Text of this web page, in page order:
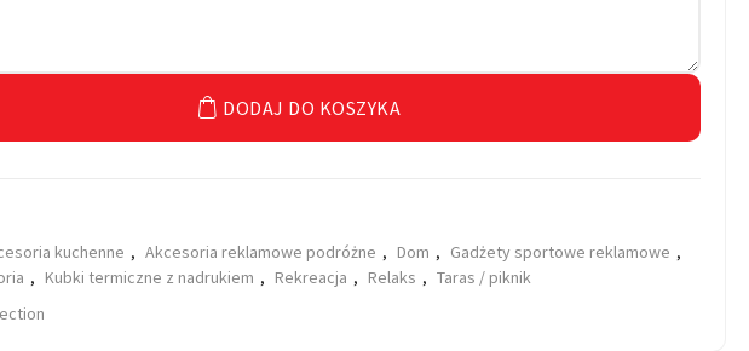
DODAJ DO KOSZYKA
kuchenne , Akcesoria reklamowe podróżne , Dom , Gadżety sportowe reklamowe ,
, Kubki termiczne z nadrukiem , Rekreacja , Relaks , Taras / piknik